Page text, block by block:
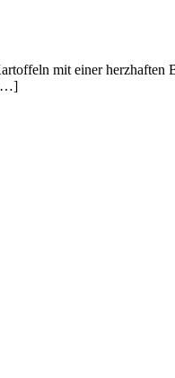
mit einer herzhaften
[…]